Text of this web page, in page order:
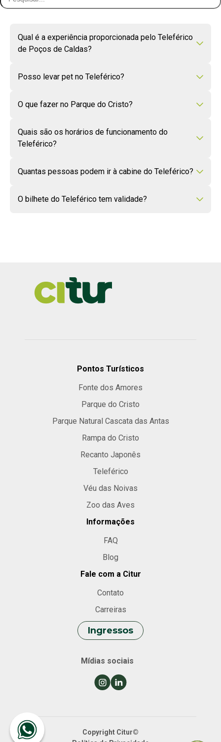
Qual é a experiência proporcionada pelo Teleférico
de Poços de Caldas?
Posso levar pet no Teleférico?
O que fazer no Parque do Cristo?
Quais são os horários de funcionamento do
Teleférico?
Quantas pessoas podem ir à cabine do Teleférico?
O bilhete do Teleférico tem validade?
Pontos Turísticos
Fonte dos Amores
Parque do Cristo
Parque Natural Cascata das Antas
Rampa do Cristo
Recanto Japonês
Teleférico
Véu das Noivas
Zoo das Aves
Informações
FAQ
Blog
Fale com a Citur
Contato
Carreiras
Ingressos
Mídias sociais
Copyright Citur©